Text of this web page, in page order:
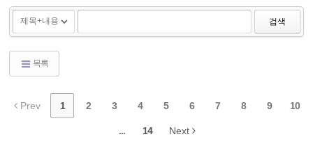
검색
목록
Prev 1 2 3 4 5 6 7 8 9 10
... 14 Next